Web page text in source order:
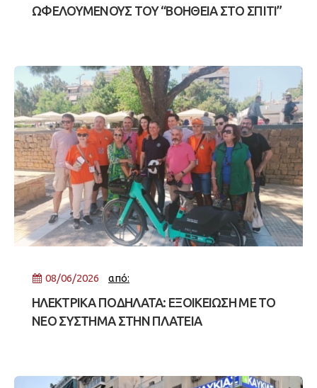
ΩΦΕΛΟΥΜΕΝΟΥΣ ΤΟΥ “ΒΟΗΘΕΙΑ ΣΤΟ ΣΠΙΤΙ”
08/06/2026 από:
ΗΛΕΚΤΡΙΚΑ ΠΟΔΗΛΑΤΑ: ΕΞΟΙΚΕΙΩΣΗ ΜΕ ΤΟ
ΝΕΟ ΣΥΣΤΗΜΑ ΣΤΗΝ ΠΛΑΤΕΙΑ